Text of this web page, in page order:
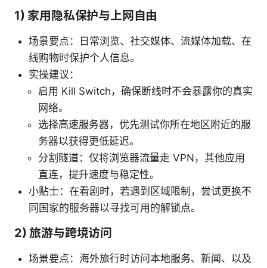
1) 家用隐私保护与上网自由
场景要点：日常浏览、社交媒体、流媒体加载、在
线购物时保护个人信息。
实操建议：
启用 Kill Switch，确保断线时不会暴露你的真实
网络。
选择高速服务器，优先测试你所在地区附近的服
务器以获得更低延迟。
分割隧道：仅将浏览器流量走 VPN，其他应用
直连，提升速度与稳定性。
小贴士：在看剧时，若遇到区域限制，尝试更换不
同国家的服务器以寻找可用的解锁点。
2) 旅游与跨境访问
场景要点：海外旅行时访问本地服务、新闻、以及